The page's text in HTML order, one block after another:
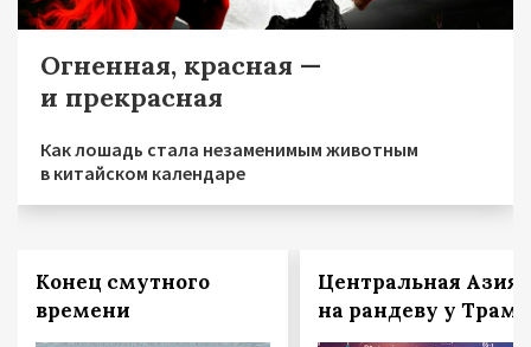
Огненная, красная —
и прекрасная
Как лошадь стала незаменимым животным
в китайском календаре
Конец смутного
времени
Центральная Азия
на рандеву у